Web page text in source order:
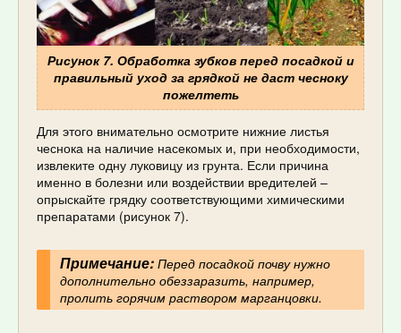
Рисунок 7. Обработка зубков перед посадкой и
правильный уход за грядкой не даст чесноку
пожелтеть
Для этого внимательно осмотрите нижние листья
чеснока на наличие насекомых и, при необходимости,
извлеките одну луковицу из грунта. Если причина
именно в болезни или воздействии вредителей –
опрыскайте грядку соответствующими химическими
препаратами (рисунок 7).
Примечание:Перед посадкой почву нужно
дополнительно обеззаразить, например,
пролить горячим раствором марганцовки.